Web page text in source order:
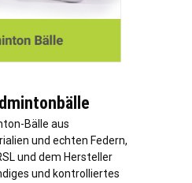
Bälle aus
und echten Federn,
und dem Hersteller
und kontrolliertes